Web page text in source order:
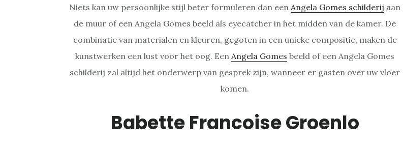
Niets kan uw persoonlijke stijl beter formuleren dan een Angela Gomes schilderij aan
de muur of een Angela Gomes beeld als eyecatcher in het midden van de kamer. De
combinatie van materialen en kleuren, gegoten in een unieke compositie, maken de
kunstwerken een lust voor het oog. Een Angela Gomes beeld of een Angela Gomes
schilderij zal altijd het onderwerp van gesprek zijn, wanneer er gasten over uw vloer
komen.
Babette Francoise Groenlo